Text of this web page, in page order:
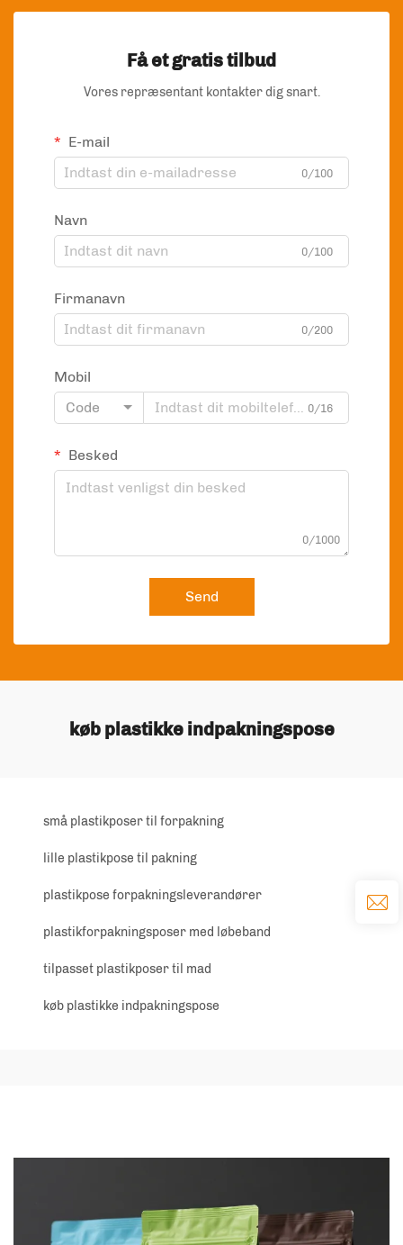
Få et gratis tilbud
Vores repræsentant kontakter dig snart.
E-mail
0/100
Navn
0/100
Firmanavn
0/200
Mobil
Code
0/16
Besked
0/1000
Send
køb plastikke indpakningspose
små plastikposer til forpakning
lille plastikpose til pakning
plastikpose forpakningsleverandører
plastikforpakningsposer med løbeband
tilpasset plastikposer til mad
køb plastikke indpakningspose